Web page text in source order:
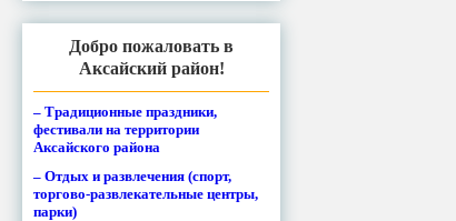
Добро пожаловать в
Аксайский район!
– Традиционные праздники,
фестивали на территории
Аксайского района
– Отдых и развлечения (спорт,
торгово-развлекательные центры,
парки)